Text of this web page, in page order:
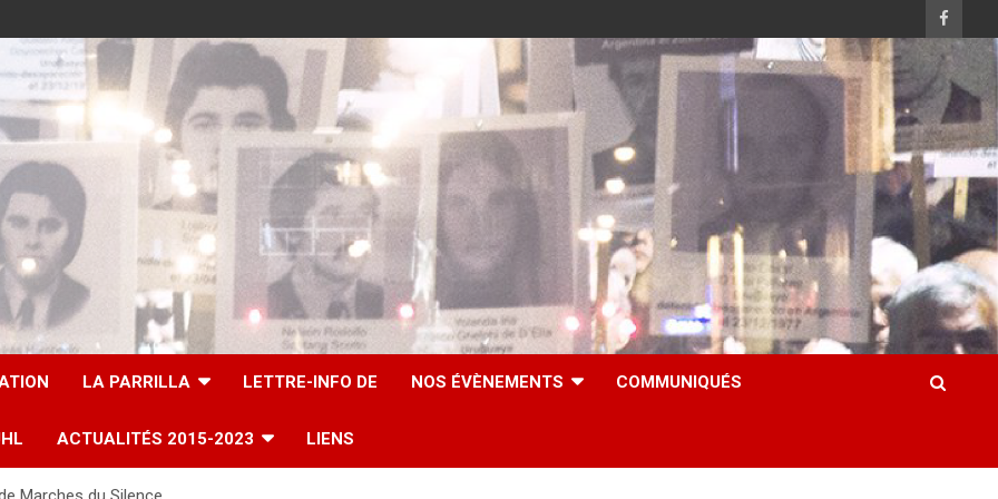
LA PARRILLA LETTRE-INFO DE NOS ÉVÈNEMENTS COMMUNIQUÉS
ACTUALITÉS 2015-2023 LIENS